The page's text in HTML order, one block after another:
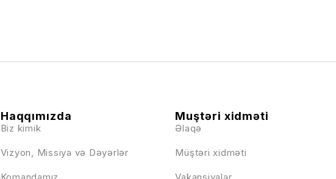
Haqqımızda
Biz kimik
Vizyon, Missiya və Dəyərlər
Komandamız
Muştəri xidməti
Əlaqə
Müştəri xidməti
Vakansiyalar